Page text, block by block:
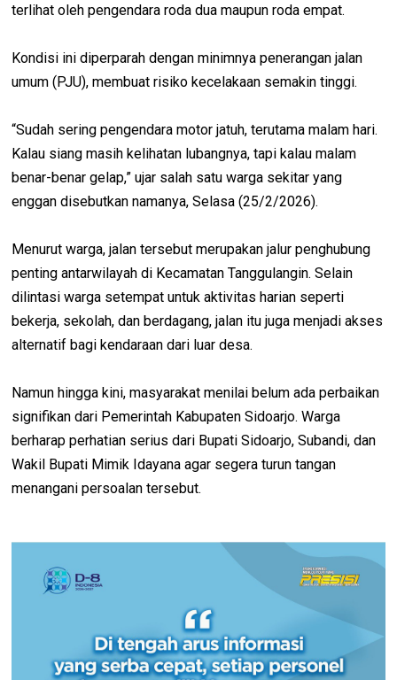
terlihat oleh pengendara roda dua maupun roda empat.
Kondisi ini diperparah dengan minimnya penerangan jalan
umum (PJU), membuat risiko kecelakaan semakin tinggi.
“Sudah sering pengendara motor jatuh, terutama malam hari.
Kalau siang masih kelihatan lubangnya, tapi kalau malam
benar-benar gelap,” ujar salah satu warga sekitar yang
enggan disebutkan namanya, Selasa (25/2/2026).
Menurut warga, jalan tersebut merupakan jalur penghubung
penting antarwilayah di Kecamatan Tanggulangin. Selain
dilintasi warga setempat untuk aktivitas harian seperti
bekerja, sekolah, dan berdagang, jalan itu juga menjadi akses
alternatif bagi kendaraan dari luar desa.
Namun hingga kini, masyarakat menilai belum ada perbaikan
signifikan dari Pemerintah Kabupaten Sidoarjo. Warga
berharap perhatian serius dari Bupati Sidoarjo, Subandi, dan
Wakil Bupati Mimik Idayana agar segera turun tangan
menangani persoalan tersebut.